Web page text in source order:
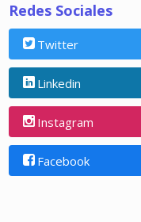
Redes Sociales
Twitter
Linkedin
Instagram
Facebook